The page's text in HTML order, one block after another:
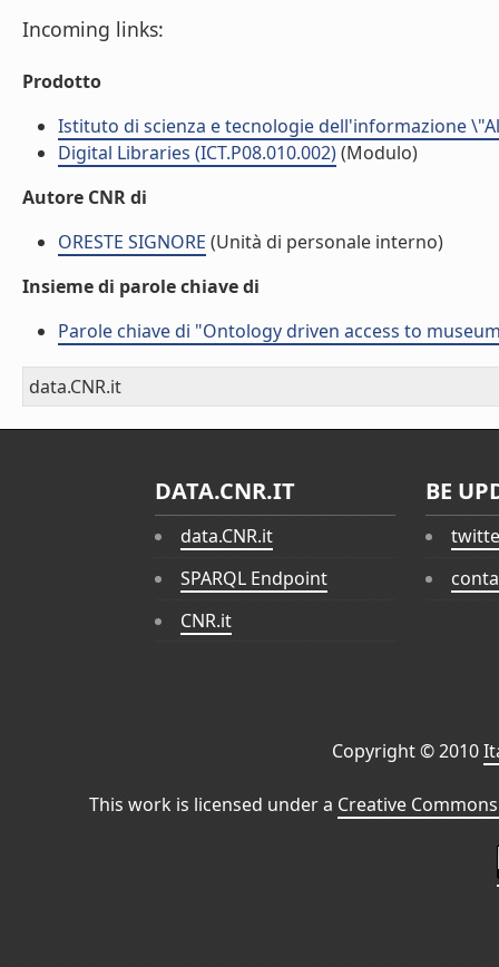
Incoming links:
Prodotto
Istituto di scienza e tecnologie dell'informazione
Digital Libraries (ICT.P08.010.002)(Modulo)
Autore CNR di
ORESTE SIGNORE (Unità di personale interno)
Insieme di parole chiave di
Parole chiave di "Ontology driven access to
data.CNR.it
DATA.CNR.IT
data.CNR.it
SPARQL Endpoint
CNR.it
BE
Copyright © 2010
This work is licensed under a Creative